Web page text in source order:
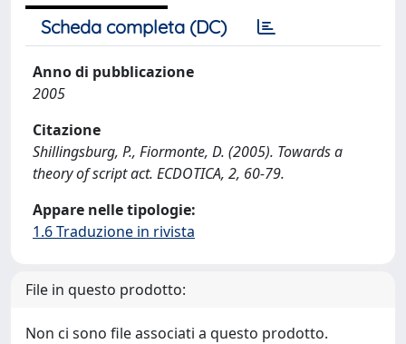
Scheda completa (DC)
Anno di pubblicazione
2005
Citazione
Shillingsburg, P., Fiormonte, D. (2005). Towards a
theory of script act. ECDOTICA, 2, 60-79.
Appare nelle tipologie:
1.6 Traduzione in rivista
File in questo prodotto:
Non ci sono file associati a questo prodotto.